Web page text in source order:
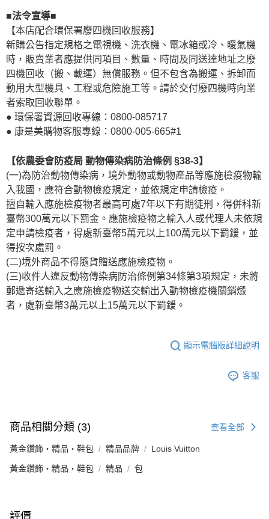
■法令宣導■
【本店配合環保署廢四機回收服務】
新購公告指定規格之電視機、洗衣機、電冰箱或冷、暖氣機
時，販賣業者應提供同項目、數量、時間及同送達地址之廢
四機回收（搬、載運）無償服務。但不包含為搬運、拆卸而
動用大型機具、工程或危險施工等。請於交付廢四機時向業
者索取回收聯單。
● 環保署資源回收專線：0800-085717
● 康是美購物客服專線：0800-005-665#1
【依農委會防疫局 動物傳染病防治條例 §38-3】
(一)為防治動物傳染病，境外動物或動物產品等應施檢疫物輸
入我國，應符合動物檢疫規定，並依規定申請檢疫。
擅自輸入應施檢疫物者最高可處7年以下有期徒刑，得併科新
臺幣300萬元以下罰金。應施檢疫物之輸入人或代理人未依規
定申請檢疫者，得處新臺幣5萬元以上100萬元以下罰鍰，並
得按次處罰。
(二)境外商品不得隨貨贈送應施檢疫物。
(三)收件人違反動物傳染病防治條例第34條第3項規定，未將
郵遞寄送輸入之應施檢疫物送交輸出入動物檢疫機關銷燬
者，處新臺幣3萬元以上15萬元以下罰鍰。
顯示電腦版詳細說明
客服
商品相關分類 (3) 查看全部
黃金鑽飾・精品・鞋包 精品品牌 Louis Vuitton
黃金鑽飾・精品・鞋包 精品 包
評價